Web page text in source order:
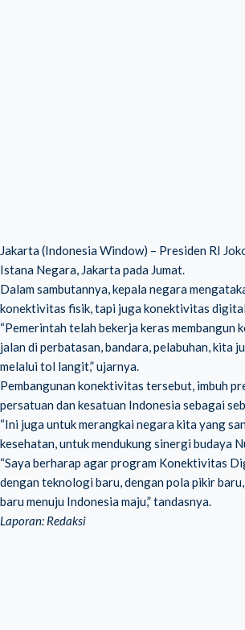
Jakarta (Indonesia Window) – Presiden RI
Istana Negara, Jakarta pada Jumat.
Dalam sambutannya, kepala negara
konektivitas fisik, tapi juga konektivitas
“Pemerintah telah bekerja keras
jalan di perbatasan, bandara, pelabuhan, kita
melalui tol langit,” ujarnya.
Pembangunan konektivitas tersebut, imbuh
persatuan dan kesatuan Indonesia sebagai
“Ini juga untuk merangkai negara kita yang
kesehatan, untuk mendukung sinergi budaya
“Saya berharap agar program Konektivitas
dengan teknologi baru, dengan pola pikir
baru menuju Indonesia maju,” tandasnya.
Laporan: Redaksi